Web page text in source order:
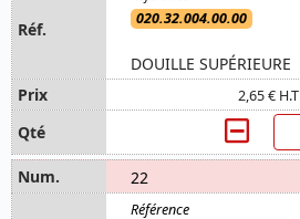
020.32.004.00.00
DOUILLE SUPÉRIEURE
2,65 € H.T
22